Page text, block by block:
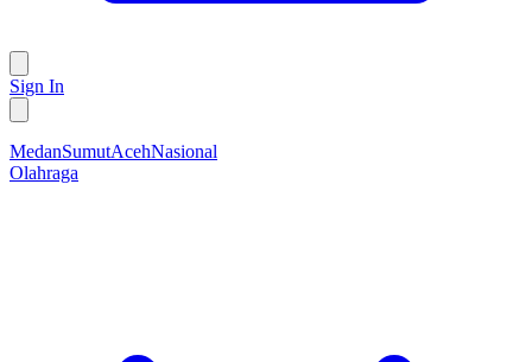
Sign In
MedanSumutAcehNasional
Olahraga